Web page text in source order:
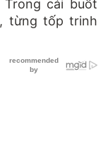
cái buốt
từng tốp trinh